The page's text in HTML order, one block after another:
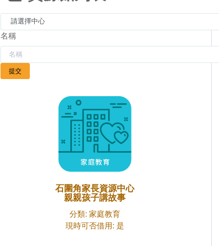
名稱
石圍角家長資源中心
親親孩子講故事
分類: 家庭教育
現時可否借用: 是